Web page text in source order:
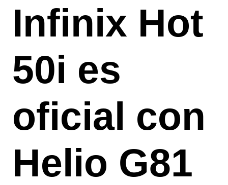
Infinix Hot
50i es
oficial con
Helio G81